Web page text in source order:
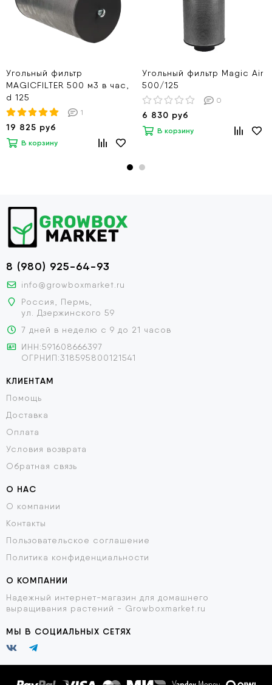
Угольный фильтр
MAGICFILTER 500 м3 в час,
d 125
1
19 825 руб
В корзину
Угольный фильтр Magic Air
500/125
0
6 830 руб
В корзину
8 (980) 925-64-93
info@growboxmarket.ru
Россия, Пермь,
ул. Дзержинского 59
7 дней в неделю с 9 до 21 часов
ИНН:591608666397
ОГРНИП:318595800121541
КЛИЕНТАМ
Помощь
Доставка
Оплата
Условия возврата
Обратная связь
О НАС
О компании
Контакты
Пользовательское соглашение
Политика конфиденциальности
О КОМПАНИИ
Надежный интернет-магазин для домашнего
выращивания растений - Growboxmarket.ru
МЫ В СОЦИАЛЬНЫХ СЕТЯХ